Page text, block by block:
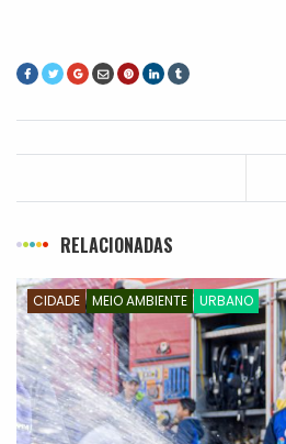
RELACIONADAS
CIDADE MEIO AMBIENTE URBANO